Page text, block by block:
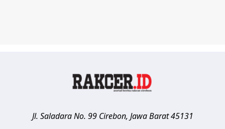
Jl. Saladara No. 99 Cirebon, Jawa Barat 45131